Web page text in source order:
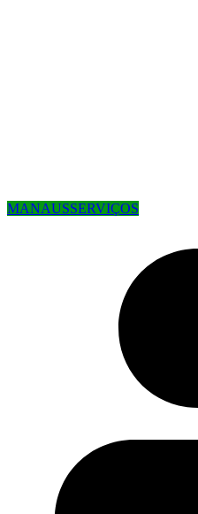
MANAUSSERVIÇOS